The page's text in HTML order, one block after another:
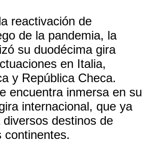
reactivación de
de la pandemia, la
su duodécima gira
en Italia,
y República Checa.
encuentra inmersa en su
internacional, que ya
destinos de
continentes.